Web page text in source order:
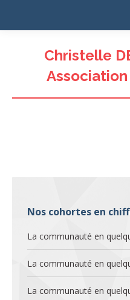
Christelle
Association
Nos cohortes en
La communauté en
La communauté en
La communauté en